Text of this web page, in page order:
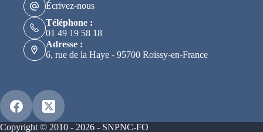
Écrivez-nous
Téléphone :
01 49 19 58 18
Adresse :
6, rue de la Haye - 95700 Roissy-en-France
Copyright © 2010 - 2026 - SNPNC-FO